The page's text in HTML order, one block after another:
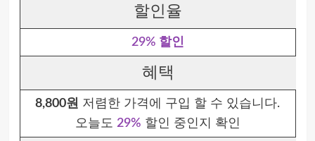
할인율
29% 할인
혜택
8,800원 저렴한 가격에 구입 할 수 있습니다.
오늘도 29% 할인 중인지 확인